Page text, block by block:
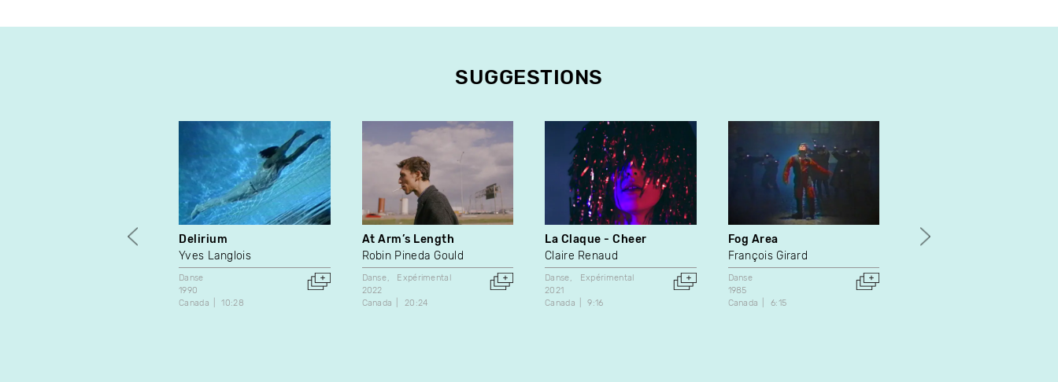
SUGGESTIONS
Delirium
Yves Langlois
Danse
1990
Canada
10:28
At Arm’s Length
Robin Pineda Gould
Danse
Expérimental
2022
Canada
20:24
La Claque - Cheer
Claire Renaud
Danse
Expérimental
2021
Canada
9:16
Fog Area
François Girard
Danse
1985
Canada
6:15
Ce sont eux